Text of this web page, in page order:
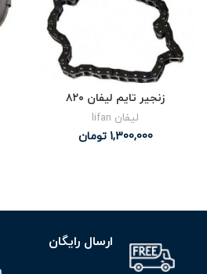
زنجیر تایم لیفان ۸۲۰
لیفان lifan
1,300,000 تومان
ارسال رایگان